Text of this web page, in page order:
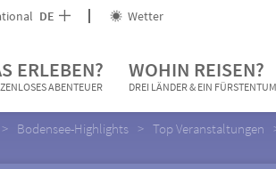
DE Wetter
ERLEBEN?
ABENTEUER
WOHIN REISEN?
DREI LÄNDER & EIN FÜRSTENTUM
Bodensee-Highlights Top Veranstaltungen